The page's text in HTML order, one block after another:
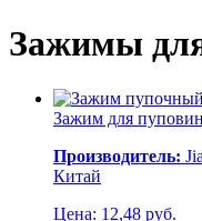
Зажимы
Зажим для
Производитель:
Китай
Цена: 12,48 руб.